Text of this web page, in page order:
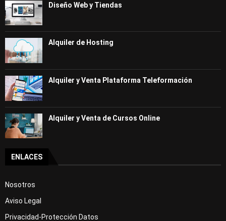
Diseño Web y Tiendas
Alquiler de Hosting
Alquiler y Venta Plataforma Teleformación
Alquiler y Venta de Cursos Online
ENLACES
Nosotros
Aviso Legal
Privacidad-Protección Datos